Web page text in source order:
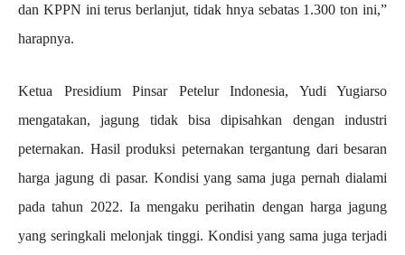
dan KPPN ini terus berlanjut, tidak hnya sebatas 1.300 ton ini,”
harapnya.
Ketua Presidium Pinsar Petelur Indonesia, Yudi Yugiarso
mengatakan, jagung tidak bisa dipisahkan dengan industri
peternakan. Hasil produksi peternakan tergantung dari besaran
harga jagung di pasar. Kondisi yang sama juga pernah dialami
pada tahun 2022. Ia mengaku perihatin dengan harga jagung
yang seringkali melonjak tinggi. Kondisi yang sama juga terjadi